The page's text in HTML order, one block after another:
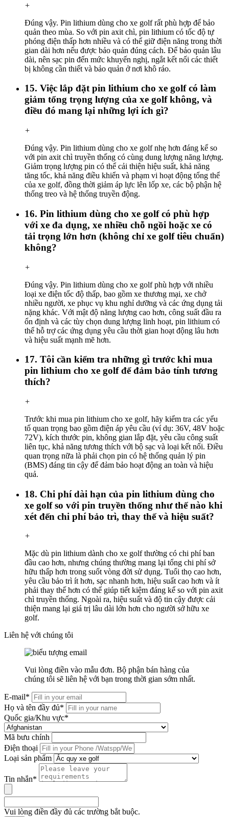
+
Đúng vậy. Pin lithium dùng cho xe golf rất phù hợp để bảo
quản theo mùa. So với pin axit chì, pin lithium có tốc độ tự
phóng điện thấp hơn nhiều và có thể giữ điện năng trong thời
gian dài hơn nếu được bảo quản đúng cách. Để bảo quản lâu
dài, nên sạc pin đến mức khuyến nghị, ngắt kết nối các thiết
bị không cần thiết và bảo quản ở nơi khô ráo.
15. Việc lắp đặt pin lithium cho xe golf có làm
giảm tổng trọng lượng của xe golf không, và
điều đó mang lại những lợi ích gì?
+
Đúng vậy. Pin lithium dùng cho xe golf nhẹ hơn đáng kể so
với pin axit chì truyền thống có cùng dung lượng năng lượng.
Giảm trọng lượng pin có thể cải thiện hiệu suất, khả năng
tăng tốc, khả năng điều khiển và phạm vi hoạt động tổng thể
của xe golf, đồng thời giảm áp lực lên lốp xe, các bộ phận hệ
thống treo và hệ thống truyền động.
16. Pin lithium dùng cho xe golf có phù hợp
với xe đa dụng, xe nhiều chỗ ngồi hoặc xe có
tải trọng lớn hơn (không chỉ xe golf tiêu chuẩn)
không?
+
Đúng vậy. Pin lithium dùng cho xe golf phù hợp với nhiều
loại xe điện tốc độ thấp, bao gồm xe thương mại, xe chở
nhiều người, xe phục vụ khu nghỉ dưỡng và các ứng dụng tải
nặng khác. Với mật độ năng lượng cao hơn, công suất đầu ra
ổn định và các tùy chọn dung lượng linh hoạt, pin lithium có
thể hỗ trợ các ứng dụng yêu cầu thời gian hoạt động lâu hơn
và hiệu suất mạnh mẽ hơn.
17. Tôi cần kiểm tra những gì trước khi mua
pin lithium cho xe golf để đảm bảo tính tương
thích?
+
Trước khi mua pin lithium cho xe golf, hãy kiểm tra các yếu
tố quan trọng bao gồm điện áp yêu cầu (ví dụ: 36V, 48V hoặc
72V), kích thước pin, không gian lắp đặt, yêu cầu công suất
liên tục, khả năng tương thích với bộ sạc và loại kết nối. Điều
quan trọng nữa là phải chọn pin có hệ thống quản lý pin
(BMS) đáng tin cậy để đảm bảo hoạt động an toàn và hiệu
quả.
18. Chi phí dài hạn của pin lithium dùng cho
xe golf so với pin truyền thống như thế nào khi
xét đến chi phí bảo trì, thay thế và hiệu suất?
+
Mặc dù pin lithium dành cho xe golf thường có chi phí ban
đầu cao hơn, nhưng chúng thường mang lại tổng chi phí sở
hữu thấp hơn trong suốt vòng đời sử dụng. Tuổi thọ cao hơn,
yêu cầu bảo trì ít hơn, sạc nhanh hơn, hiệu suất cao hơn và ít
phải thay thế hơn có thể giúp tiết kiệm đáng kể so với pin axit
chì truyền thống. Ngoài ra, hiệu suất và độ tin cậy được cải
thiện mang lại giá trị lâu dài lớn hơn cho người sở hữu xe
golf.
Liên hệ với chúng tôi
Vui lòng điền vào mẫu đơn. Bộ phận bán hàng của
chúng tôi sẽ liên hệ với bạn trong thời gian sớm nhất.
E-mail*
Họ và tên đầy đủ*
Quốc gia/Khu vực*
Mã bưu chính
Điện thoại
Loại sản phẩm
Tin nhắn*
Vui lòng điền đầy đủ các trường bắt buộc.